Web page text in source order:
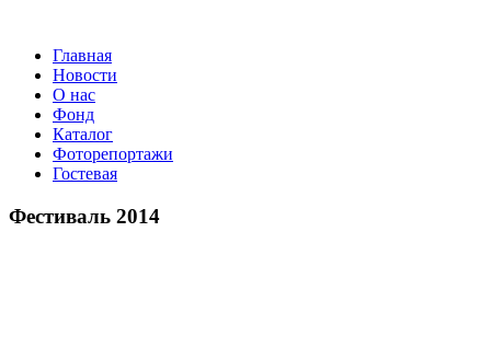
Главная
Новости
О нас
Фонд
Каталог
Фоторепортажи
Гостевая
Фестиваль 2014